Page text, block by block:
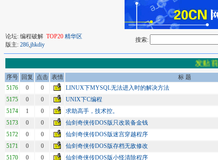
论坛: 编程破解 TOP20 精华区
版主: 286,jhkdiy
搜索:
发贴
序号 回复 点击 表情
标 题
5176
0 0
LINUX下MYSQL无法进入时的解决方法
5175
0 0
UNIX下C编程
5174
1 0
求助高手，技术控。
5173
0 0
仙剑奇侠传DOS版只改装备金钱
5172
0 0
仙剑奇侠传DOS版迷宫穿越程序
5171
0 0
仙剑奇侠传DOS版存档无敌修改
5170
0 0
仙剑奇侠传DOS版小怪清除程序